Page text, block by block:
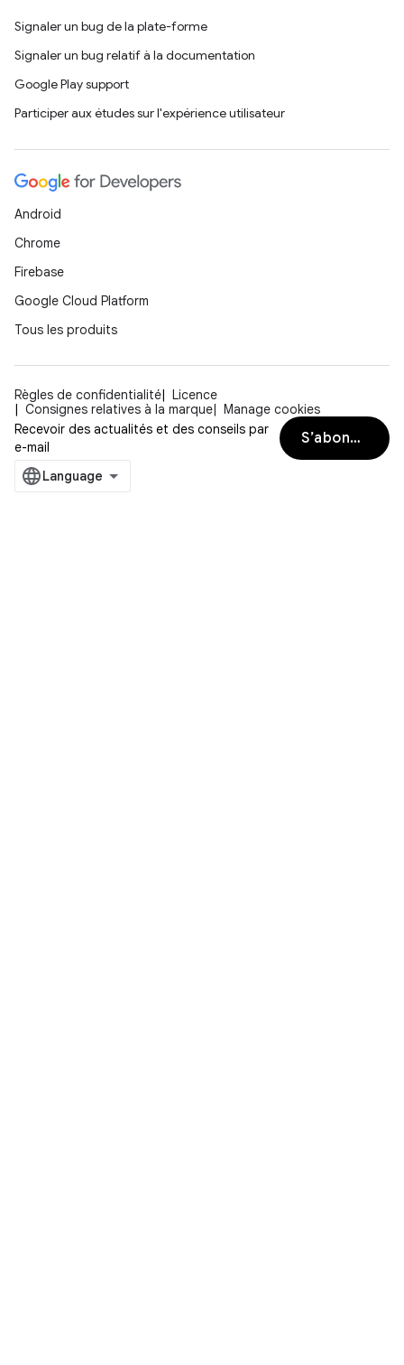
Signaler un bug de la plate-forme
Signaler un bug relatif à la documentation
Google Play support
Participer aux études sur l'expérience utilisateur
Android
Chrome
Firebase
Google Cloud Platform
Tous les produits
Règles de confidentialité
Licence
Consignes relatives à la marque
Manage cookies
Recevoir des actualités et des conseils par
e-mail
S’abonner